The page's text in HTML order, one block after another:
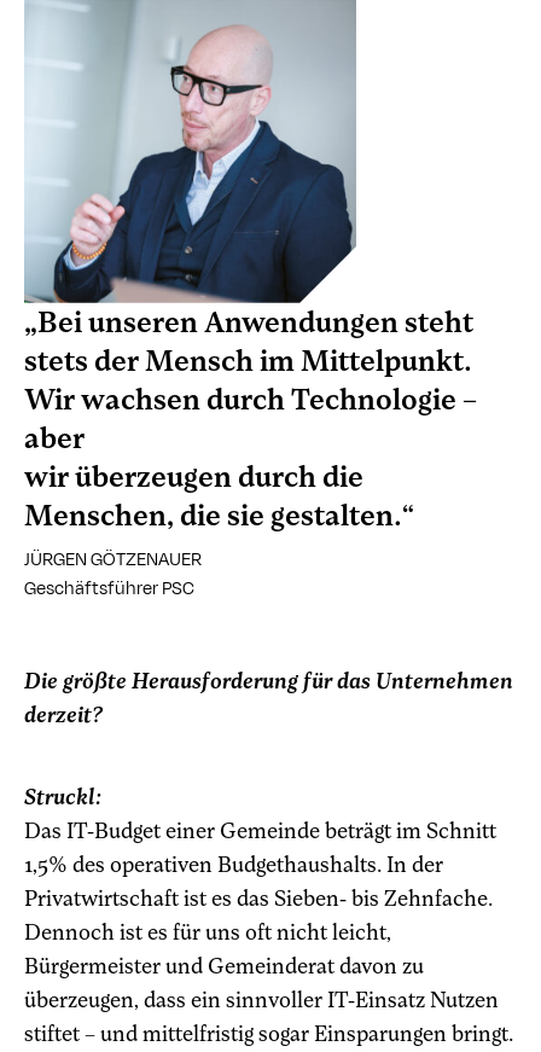
„Bei unseren Anwendungen steht
stets der Mensch im Mittelpunkt.
Wir wachsen durch Technologie –
aber
wir überzeugen durch die
Menschen, die sie gestalten.“
JÜRGEN GÖTZENAUER
Geschäftsführer PSC
Die größte Herausforderung für das Unternehmen
derzeit?
Struckl:
Das IT-Budget einer Gemeinde beträgt im Schnitt
1,5% des operativen Budgethaushalts. In der
Privatwirtschaft ist es das Sieben- bis Zehnfache.
Dennoch ist es für uns oft nicht leicht,
Bürgermeister und Gemeinderat davon zu
überzeugen, dass ein sinnvoller IT-Einsatz Nutzen
stiftet – und mittelfristig sogar Einsparungen bringt.